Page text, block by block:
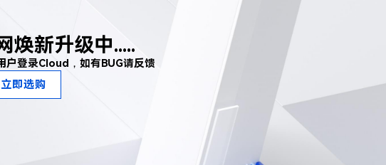
焕新升级中.....
户登录Cloud，如有BUG请反馈
即选购